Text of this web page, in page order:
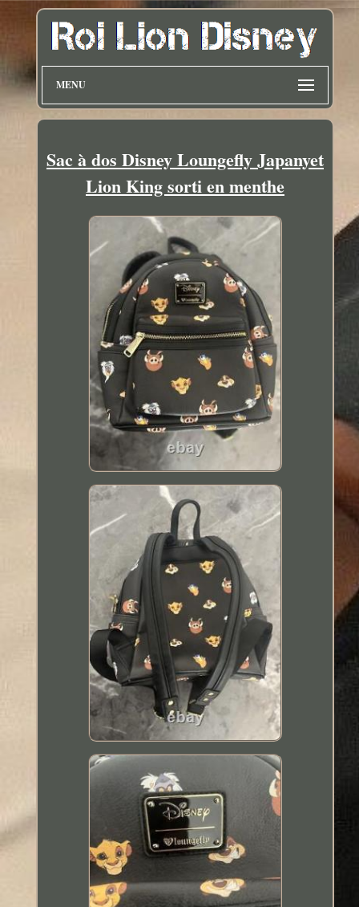
MENU
Sac à dos Disney Loungefly Japanyet
Lion King sorti en menthe